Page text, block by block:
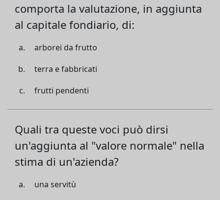
comporta la valutazione, in aggiunta
al capitale fondiario, di:
arborei da frutto
terra e fabbricati
frutti pendenti
Quali tra queste voci può dirsi
un'aggiunta al "valore normale" nella
stima di un'azienda?
una servitù